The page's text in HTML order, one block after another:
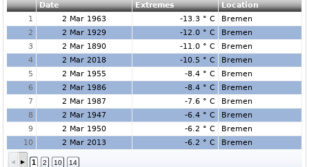
Date Extremes
Location
1
2 Mar 1963 -13.3 ° C
Bremen
2
2 Mar 1929 -12.0 ° C
Bremen
3
2 Mar 1890 -11.0 ° C
Bremen
4
2 Mar 2018 -10.5 ° C
Bremen
5
2 Mar 1955 -8.4 ° C
Bremen
6
2 Mar 1986 -8.4 ° C
Bremen
7
2 Mar 1987 -7.6 ° C
Bremen
8
2 Mar 1947 -6.4 ° C
Bremen
9
2 Mar 1950 -6.2 ° C
Bremen
10
2 Mar 2013 -6.2 ° C Bremen
1 2 10 14